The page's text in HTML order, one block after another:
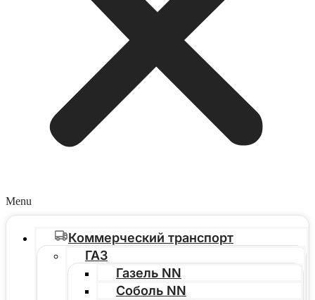
Menu
Коммерческий транспорт
ГАЗ
Газель NN
Соболь NN